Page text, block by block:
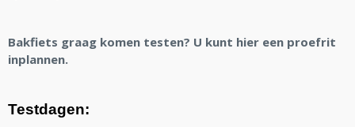
Bakfiets graag komen testen? U kunt hier een proefrit
inplannen.
Testdagen: